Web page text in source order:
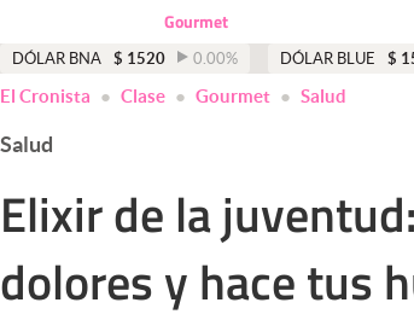
Otras secciones
Apertura
Infotechnology
Mundial 2026
Gourmet
DÓLAR BNA $ 1520 0.00% DÓLAR BLUE $
El Cronista Clase Gourmet Salud
Salud
Elixir de la
dolores y hace tus